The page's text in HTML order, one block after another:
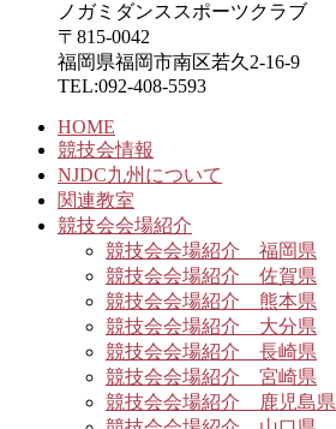
ノガミダンススポーツクラブ
〒815-0042
福岡県福岡市南区若久2-16-9
TEL:092-408-5593
HOME
競技会情報
NJDC九州について
関連教室
競技会会場紹介
競技会会場紹介 福岡県
競技会会場紹介 佐賀県
競技会会場紹介 熊本県
競技会会場紹介 大分県
競技会会場紹介 長崎県
競技会会場紹介 宮崎県
競技会会場紹介 鹿児島県